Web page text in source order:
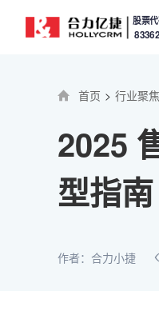
股票
首页 > 行业聚焦
2025
型指南
作者：合力小捷